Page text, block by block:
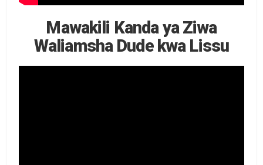
Mawakili Kanda ya Ziwa
Waliamsha Dude kwa Lissu